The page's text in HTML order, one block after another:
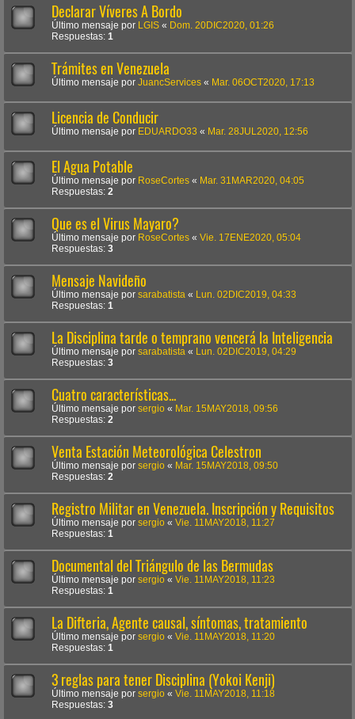
Declarar Víveres A Bordo
Último mensaje por LGIS « Dom. 20DIC2020, 01:26
Respuestas: 1
Trámites en Venezuela
Último mensaje por JuancServices « Mar. 06OCT2020, 17:13
Licencia de Conducir
Último mensaje por EDUARDO33 « Mar. 28JUL2020, 12:56
El Agua Potable
Último mensaje por RoseCortes « Mar. 31MAR2020, 04:05
Respuestas: 2
Que es el Virus Mayaro?
Último mensaje por RoseCortes « Vie. 17ENE2020, 05:04
Respuestas: 3
Mensaje Navideño
Último mensaje por sarabatista «
Lun. 02DIC2019, 04:33
Respuestas: 1
La Disciplina tarde o temprano vencerá la Inteligencia
Último mensaje por sarabatista «
Lun. 02DIC2019, 04:29
Respuestas: 3
Cuatro características...
Último mensaje por sergio « Mar. 15MAY2018, 09:56
Respuestas: 2
Venta Estación Meteorológica Celestron
Último mensaje por sergio « Mar. 15MAY2018, 09:50
Respuestas: 2
Registro Militar en Venezuela. Inscripción y Requisitos
Último mensaje por sergio « Vie. 11MAY2018, 11:27
Respuestas: 1
Documental del Triángulo de las Bermudas
Último mensaje por sergio « Vie. 11MAY2018, 11:23
Respuestas: 1
La Difteria, Agente causal, síntomas, tratamiento
Último mensaje por sergio « Vie. 11MAY2018, 11:20
Respuestas: 1
3 reglas para tener Disciplina (Yokoi Kenji)
Último mensaje por sergio « Vie. 11MAY2018, 11:18
Respuestas: 3